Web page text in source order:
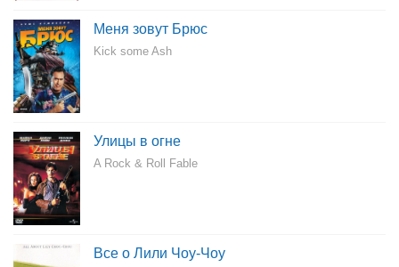
Меня зовут Брюс
Kick some Ash
Улицы в огне
A Rock & Roll Fable
Все о Лили Чоу-Чоу